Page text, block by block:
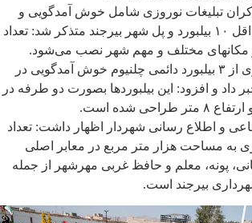
تبلیغات نوروزی شامل خوش آمدگویی و
تبریک عید بر روی حداقل ۱۰ بیلبورد و پل شهر بیرجند متذکر شد: تعداد
وی از آغاز بهره برداری از ۳ بیلبورد دائمی چلنیوم خوش آمدگویی در
داد و افزود: این بیلبوردها بصورت دو طرفه در
و اطلاع رسانی شهردار اظهار داشت: تعداد
به مساحت هزار متر مربع در معابر اصلی
پونه، معلم و حافظ غربی مهرشهر از جمله
بیرجند است.